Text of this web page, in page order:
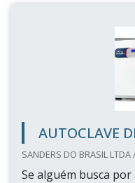
AUTOCLAVE
SANDERS DO BRASIL
Se alguém busca